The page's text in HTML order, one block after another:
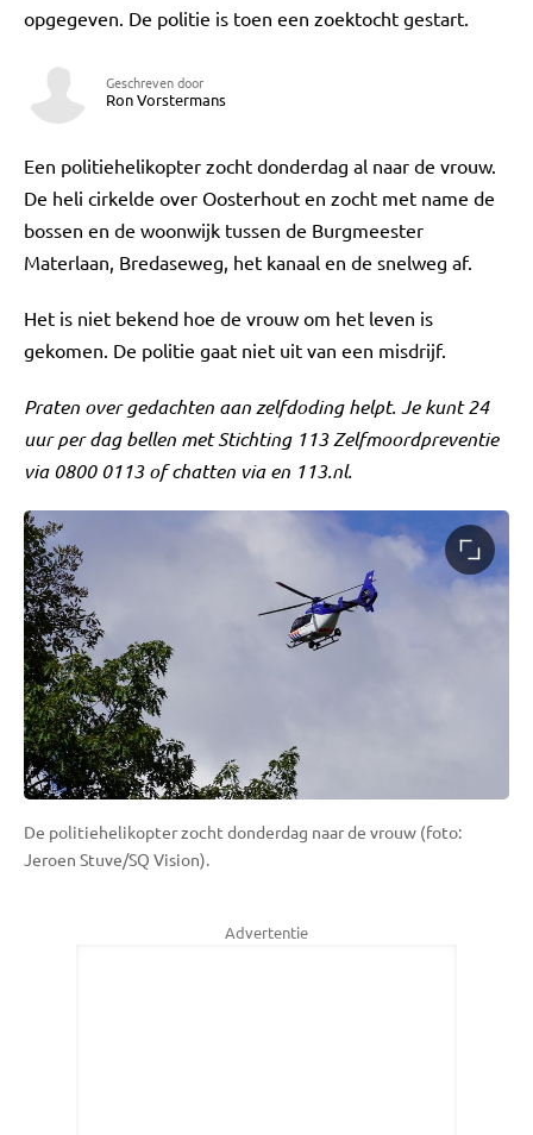
opgegeven. De politie is toen een zoektocht gestart.
Geschreven door
Ron Vorstermans
Een politiehelikopter zocht donderdag al naar de vrouw.
De heli cirkelde over Oosterhout en zocht met name de
bossen en de woonwijk tussen de Burgmeester
Materlaan, Bredaseweg, het kanaal en de snelweg af.
Het is niet bekend hoe de vrouw om het leven is
gekomen. De politie gaat niet uit van een misdrijf.
Praten over gedachten aan zelfdoding helpt. Je kunt 24
uur per dag bellen met Stichting 113 Zelfmoordpreventie
via 0800 0113 of chatten via en 113.nl.
De politiehelikopter zocht donderdag naar de vrouw (foto:
Jeroen Stuve/SQ Vision).
Advertentie